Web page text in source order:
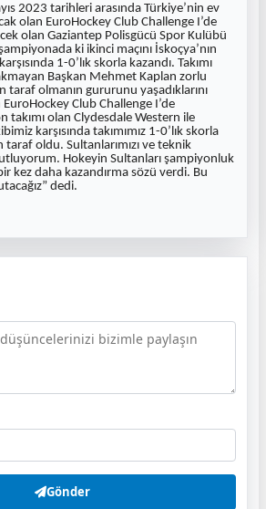
2023 tarihleri arasında Türkiye’nin ev
olan EuroHockey Club Challenge I’de
olan Gaziantep Polisgücü Spor Kulübü
ki ikinci maçını İskoçya’nın
1-0’lık skorla kazandı. Takımı
Başkan Mehmet Kaplan zorlu
taraf olmanın gururunu yaşadıklarını
Club Challenge I’de
takımı olan Clydesdale Western ile
karşısında takımımız 1-0’lık skorla
taraf oldu. Sultanlarımızı ve teknik
Hokeyin Sultanları şampiyonluk
kez daha kazandırma sözü verdi. Bu
dedi.
Gönder